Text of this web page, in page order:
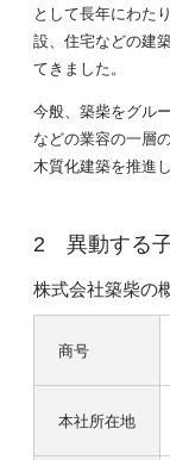
として長年にわた
設、住宅などの建
てきました。
今般、築柴をグル
などの業容の一層
木質化建築を推進
異動する
株式会社築柴の
商号
本社所在地